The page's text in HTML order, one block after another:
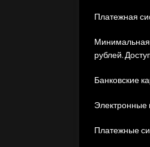
Платежная
Минимальная
рублей.
Банковские
Электронные
Платежные